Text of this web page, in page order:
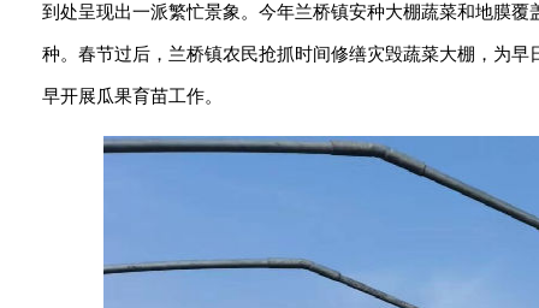
到处呈现出一派繁忙景象。今年兰桥镇安种大棚蔬菜和地膜
种。春节过后，兰桥镇农民抢抓时间修缮灾毁蔬菜大棚，为
早开展瓜果育苗工作。